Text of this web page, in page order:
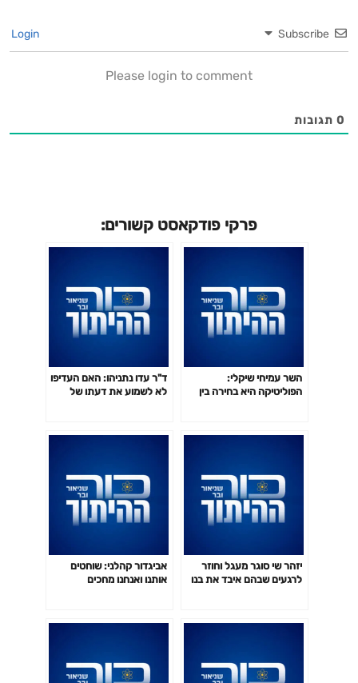
Subscribe
Please login to comment
0 תגובות
פרקי פודקאסט קשורים:
השר עמיחי שיקלי:
הפוליטיקה היא בחירה בין
ד"ר עדו נתניהו: האם העדיפו
לא לשמוע את דעתו של
יזהר שי סוגר מעגל וחוזר
לרגעים שבהם איבד את בנו
אביגדור קהלני: שוחטים
אותנו ואנחנו מחכים